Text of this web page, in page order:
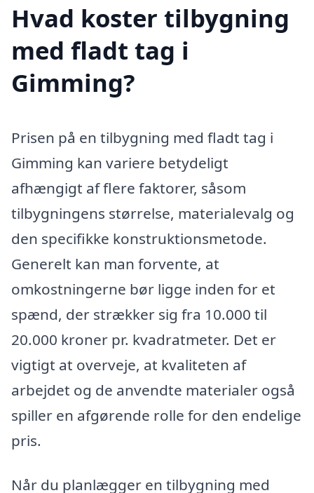
Hvad koster tilbygning
med fladt tag i
Gimming?
Prisen på en tilbygning med fladt tag i
Gimming kan variere betydeligt
afhængigt af flere faktorer, såsom
tilbygningens størrelse, materialevalg og
den specifikke konstruktionsmetode.
Generelt kan man forvente, at
omkostningerne bør ligge inden for et
spænd, der strækker sig fra 10.000 til
20.000 kroner pr. kvadratmeter. Det er
vigtigt at overveje, at kvaliteten af
arbejdet og de anvendte materialer også
spiller en afgørende rolle for den endelige
pris.
Når du planlægger en tilbygning med